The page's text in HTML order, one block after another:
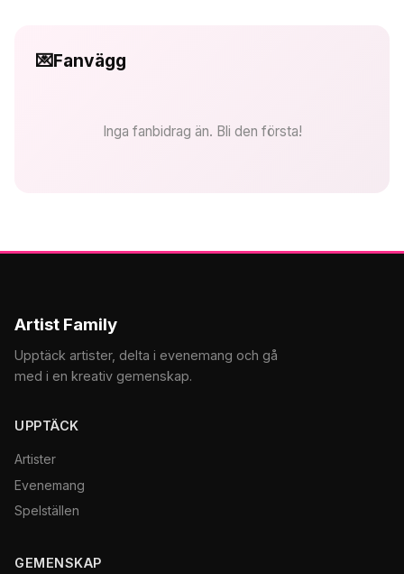
💌Fanvägg
Inga fanbidrag än. Bli den första!
Artist Family
Upptäck artister, delta i evenemang och gå
med i en kreativ gemenskap.
UPPTÄCK
Artister
Evenemang
Spelställen
GEMENSKAP